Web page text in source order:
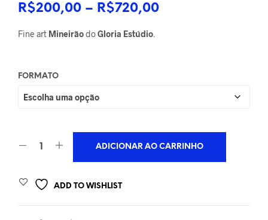
R$200,00 – R$720,00Faixa
Fine art MineirãodoGloria Estúdio
FORMATO
ADICIONAR AO CARRINHO
ADD TO WISHLIST